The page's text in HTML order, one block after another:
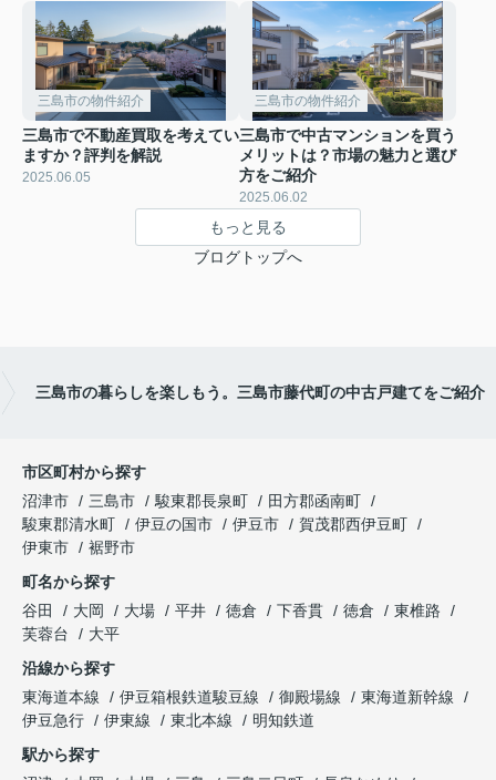
三島市の物件紹介
三島市で不動産買取を考えてい
ますか？評判を解説
2025.06.05
三島市の物件紹介
三島市で中古マンションを買う
メリットは？市場の魅力と選び
方をご紹介
2025.06.02
もっと見る
ブログトップへ
三島市の暮らしを楽しもう。三島市藤代町の中古戸建てをご紹介
市区町村から探す
沼津市
三島市 駿東郡長泉町
田方郡函南町
駿東郡清水町
伊豆の国市 伊豆市
賀茂郡西伊豆町
伊東市
裾野市
町名から探す
谷田
大岡 大場 平井 徳倉 下香貫 徳倉
東椎路
芙蓉台
大平
沿線から探す
東海道本線
伊豆箱根鉄道駿豆線 御殿場線
東海道新幹線
伊豆急行
伊東線 東北本線
明知鉄道
駅から探す